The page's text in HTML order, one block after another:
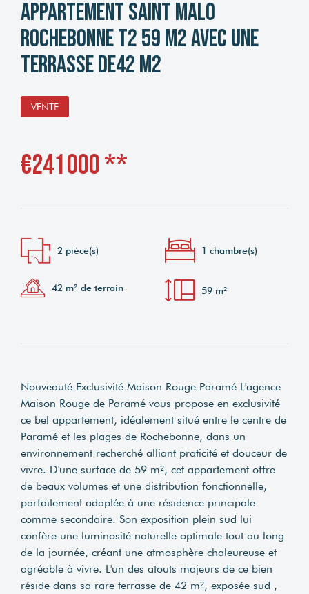
Appartement Saint Malo
Rochebonne T2 59 M2 avec une
terrasse de42 m2
VENTE
€241 000**
2 pièce(s) 1 chambre(s)
42 m² de terrain 59 m²
Nouveauté Exclusivité Maison Rouge Paramé L'agence
Maison Rouge de Paramé vous propose en exclusivité
ce bel appartement, idéalement situé entre le centre de
Paramé et les plages de Rochebonne, dans un
environnement recherché alliant praticité et douceur de
vivre. D'une surface de 59 m², cet appartement offre
de beaux volumes et une distribution fonctionnelle,
parfaitement adaptée à une résidence principale
comme secondaire. Son exposition plein sud lui
confère une luminosité naturelle optimale tout au long
de la journée, créant une atmosphère chaleureuse et
agréable à vivre. L'un des atouts majeurs de ce bien
réside dans sa rare terrasse de 42 m², exposée sud ,